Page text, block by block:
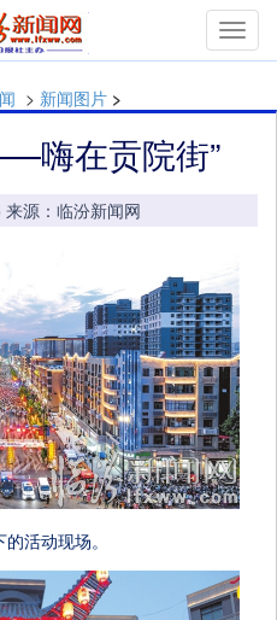
> 新闻图片 >
嗨在贡院街”
来源：临汾新闻网
活动现场。